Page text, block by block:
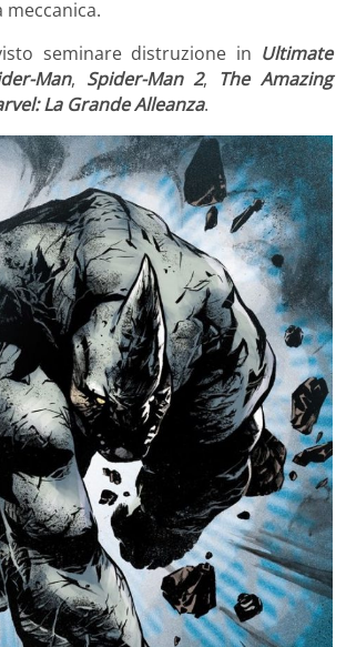
meccanica.
seminare distruzione in Ultimate
Man, Spider-Man 2, The Amazing
La Grande Alleanza.